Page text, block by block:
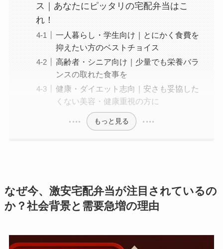
ス｜あなたにピッタリの宅配弁当はこ
れ！
一人暮らし・学生向け｜とにかく食費を
抑えたい方のベストチョイス
高齢者・シニア向け｜少量でも栄養バラ
ンスの取れた食事を
健康・ダイエット志向｜安さも妥協した
くない美容・健康重視の方に
もっと見る
なぜ今、激安宅配弁当が注目されているの
か？社会背景と需要急増の理由